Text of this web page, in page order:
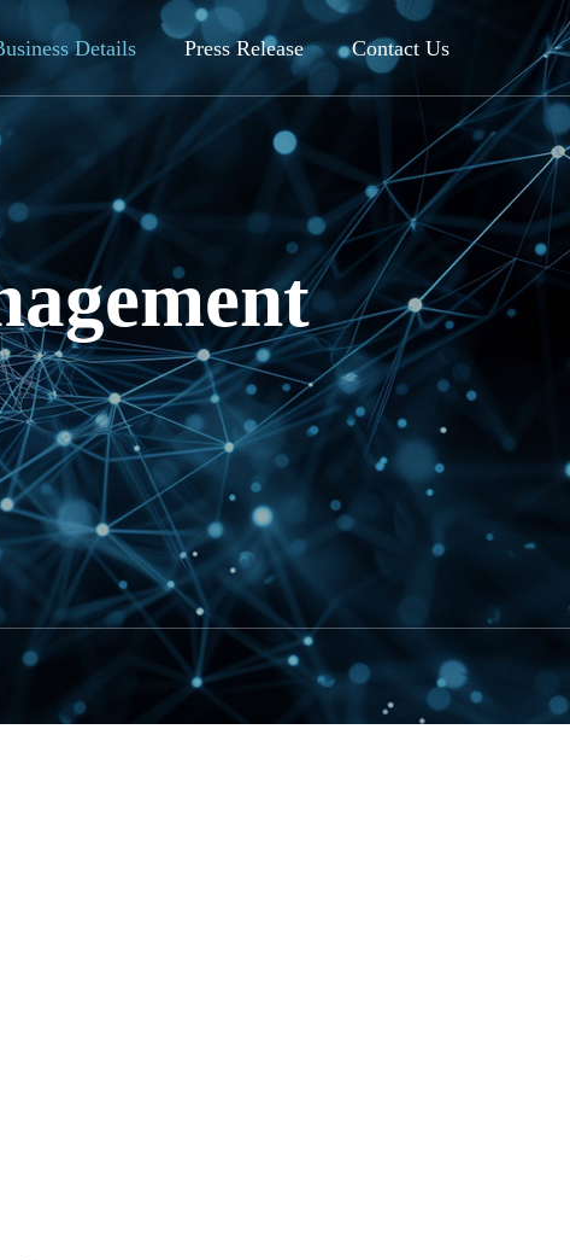
Details Press Release Contact Us
Patent license for
history management
method
履歴管理方法の特許のライセンス
Patent license
Former US Vice President Gore
invited as strategic advisor
2003.08.07